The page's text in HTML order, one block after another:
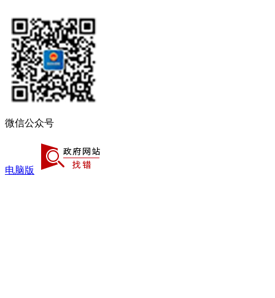
微信公众号
电脑版